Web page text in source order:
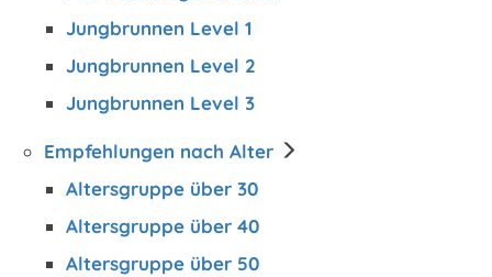
Jungbrunnen Level 1
Jungbrunnen Level 2
Jungbrunnen Level 3
Empfehlungen nach Alter
Altersgruppe über 30
Altersgruppe über 40
Altersgruppe über 50